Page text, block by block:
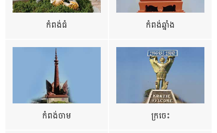
កំពង់ធំ កំពង់ឆ្នាំង
កំពង់ចាម ក្រចេះ